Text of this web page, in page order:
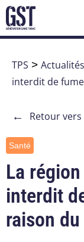
TPS > Actualités
interdit de
← Retour
Santé
La
interdit
raison